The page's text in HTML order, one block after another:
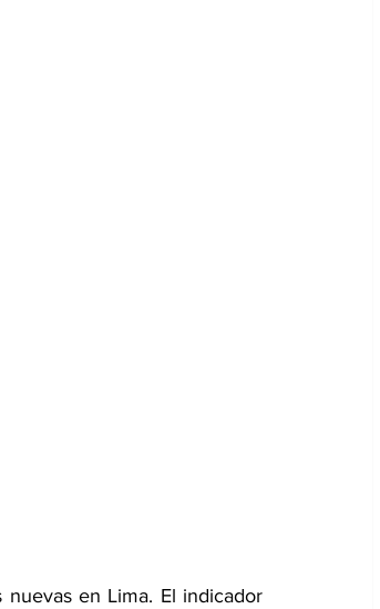
en Lima. El indicador